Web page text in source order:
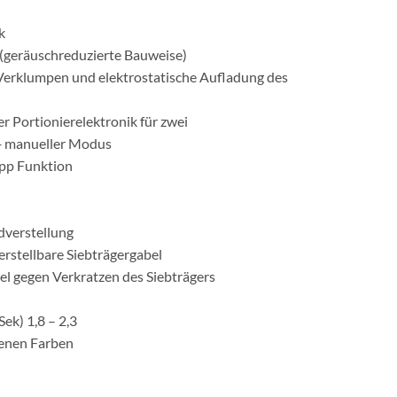
Bauweise)
und elektrostatische Aufladung des
Portionierelektronik für zwei
Modus
Funktion
Siebträgergabel
gegen Verkratzen des Siebträgers
1,8 – 2,3
Farben